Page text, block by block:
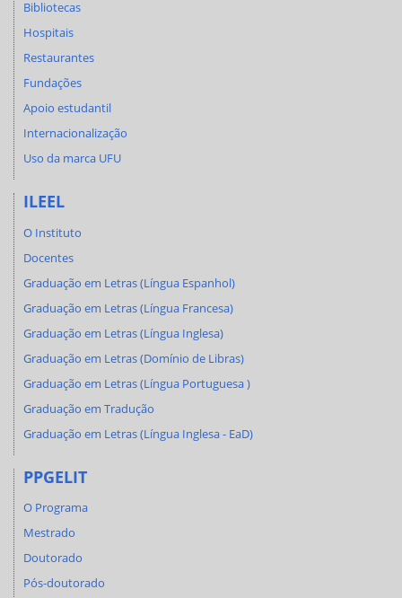
Bibliotecas
Hospitais
Restaurantes
Fundações
Apoio estudantil
Internacionalização
Uso da marca UFU
ILEEL
O Instituto
Docentes
Graduação em Letras (Língua Espanhol)
Graduação em Letras (Língua Francesa)
Graduação em Letras (Língua Inglesa)
Graduação em Letras (Domínio de Libras)
Graduação em Letras (Língua Portuguesa )
Graduação em Tradução
Graduação em Letras (Língua Inglesa - EaD)
PPGELIT
O Programa
Mestrado
Doutorado
Pós-doutorado